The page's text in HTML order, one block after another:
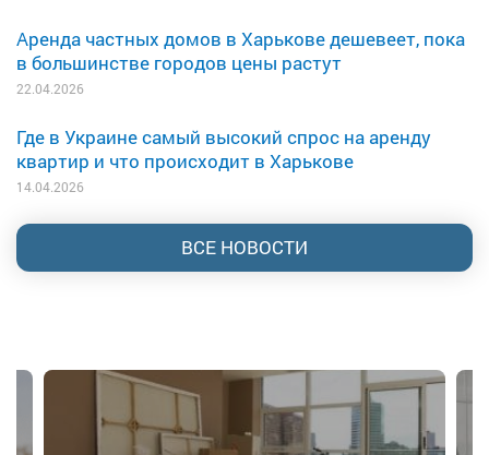
Аренда частных домов в Харькове дешевеет, пока
в большинстве городов цены растут
22.04.2026
Где в Украине самый высокий спрос на аренду
квартир и что происходит в Харькове
14.04.2026
ВСЕ НОВОСТИ